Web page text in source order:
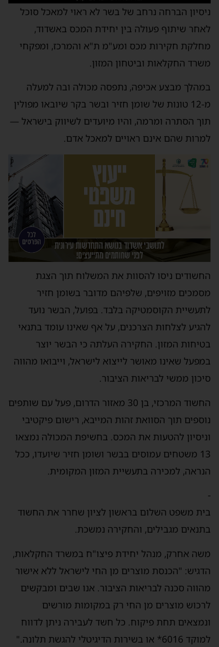
ניסיון הברחה נרחב של בשר לא ראוי למאכל סוכל
לאחר שיתוף פעולה בין יחידת המכס באשדוד,
מחלקת חקירות מכס ומע"מ ת"א והמרכז, ומפקחי
משרד החקלאות וביטחון המזון.
במהלך מבצע אכיפה, נתפסה מכולה ובה למעלה
מ-12 טונות של שומן חזיר ובשר בקר שיובאו מפולין
תוך הסתרה ומרמה, והיו מיועדים לשיווק בישראל —
למרות שהם אינם ראויים למאכל אדם.
החשודים ניסו להסוות את המשלוח תוך הצגת
מסמכים מזויפים, שלפיהם מדובר בשומן חזיר
לתעשיית הקוסמטיקה בלבד. בפועל, הבשר נועד
להגיע לצלחות הצרכנים, על אף שאינו עומד בתנאי
בטיחות המזון. החקירה העלתה כי הבשר יוצר
במפעל שאינו מאושר לייצוא לישראל, וייבואו מהווה
סיכון ממשי לבריאות הציבור.
החשוד המרכזי, בן 30 מאזור הדרום, פעל עם שותפים
נוספים תוך הסוואת זהות המייבא, רישום פיקטיבי
וניסיון להטעות את המכס. בחשיפת המכולה נמצאו
13 משטחים עמוסים בבשר ושומן חזיר שיועדו, ככל
הנראה, למכירה בתעשיית המזון המקומית.
-
בית משפט השלום בראשון לציון שחרר את החשוד
בתנאים מגבילים, והחקירה נמשכת.
משה אחרק, מנהל יחידת פיצו"ח במשרד החקלאות,
הדגיש: "הכנסת מוצרים מן החי לישראל ללא אישור
מהווה סכנה לבריאות הציבור. אנו שבים ומבקשים
לרכוש מוצרים מן החי רק במקומות מורשים
ונמצאים תחת פיקוח. כל חשד לעבירה ניתן לדווח
למוקד 6016* או בשירות הדיגיטלי להגשת תלונה."